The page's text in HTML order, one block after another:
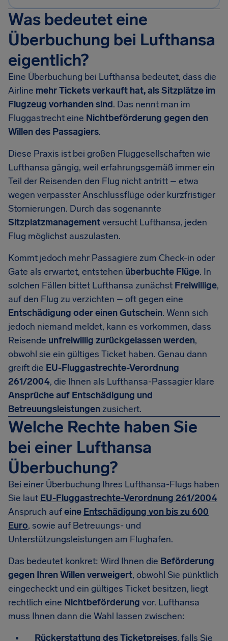
Was bedeutet eine
Überbuchung bei Lufthansa
eigentlich?
Eine Überbuchung bei Lufthansa bedeutet, dass die
Airline mehr Tickets verkauft hat, als Sitzplätze im
Flugzeug vorhanden sind. Das nennt man im
Fluggastrecht eine Nichtbeförderung gegen den
Willen des Passagiers.
Diese Praxis ist bei großen Fluggesellschaften wie
Lufthansa gängig, weil erfahrungsgemäß immer ein
Teil der Reisenden den Flug nicht antritt – etwa
wegen verpasster Anschlussflüge oder kurzfristiger
Stornierungen. Durch das sogenannte
Sitzplatzmanagementversucht Lufthansa, jeden
Flug möglichst auszulasten.
Kommt jedoch mehr Passagiere zum Check-in oder
Gate als erwartet, entstehen überbuchte Flüge. In
solchen Fällen bittet Lufthansa zunächst Freiwillige,
auf den Flug zu verzichten – oft gegen eine
Entschädigung oder einen Gutschein. Wenn sich
jedoch niemand meldet, kann es vorkommen, dass
Reisende unfreiwillig zurückgelassen werden,
obwohl sie ein gültiges Ticket haben. Genau dann
greift die EU-Fluggastrechte-Verordnung
261/2004, die Ihnen als Lufthansa-Passagier klare
Ansprüche auf Entschädigung und
Betreuungsleistungenzusichert.
Welche Rechte haben Sie
bei einer Lufthansa
Überbuchung?
Bei einer Überbuchung Ihres Lufthansa-Flugs haben
Sie laut EU-Fluggastrechte-Verordnung 261/2004
Anspruch aufeine Entschädigung von bis zu 600
Euro, sowie auf Betreuungs- und
Unterstützungsleistungen am Flughafen.
Das bedeutet konkret: Wird Ihnen die Beförderung
gegen Ihren Willen verweigert, obwohl Sie pünktlich
eingecheckt und ein gültiges Ticket besitzen, liegt
rechtlich eine Nichtbeförderung vor. Lufthansa
muss Ihnen dann die Wahl lassen zwischen:
Rückerstattung des Ticketpreises, falls Sie